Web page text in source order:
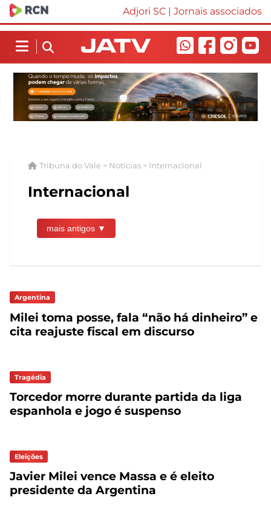
Adjori SC | Jornais associados
Tribuna do Vale > Notícias > Internacional
Internacional
mais antigos ▼
Argentina
Milei toma posse, fala “não há dinheiro” e
cita reajuste fiscal em discurso
Tragédia
Torcedor morre durante partida da liga
espanhola e jogo é suspenso
Eleições
Javier Milei vence Massa e é eleito
presidente da Argentina